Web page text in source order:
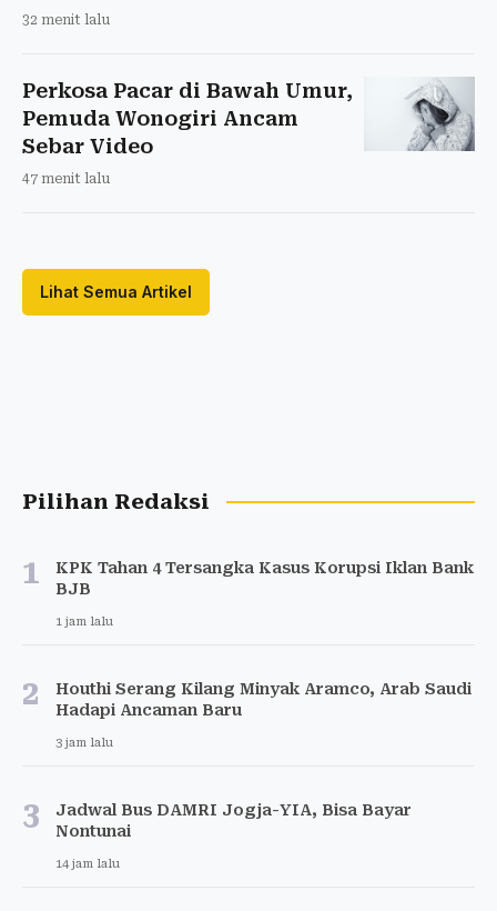
32 menit lalu
Perkosa Pacar di Bawah Umur,
Pemuda Wonogiri Ancam
Sebar Video
47 menit lalu
Lihat Semua Artikel
Pilihan Redaksi
1
KPK Tahan 4 Tersangka Kasus Korupsi Iklan Bank
BJB
1 jam lalu
2
Houthi Serang Kilang Minyak Aramco, Arab Saudi
Hadapi Ancaman Baru
3 jam lalu
3
Jadwal Bus DAMRI Jogja-YIA, Bisa Bayar
Nontunai
14 jam lalu